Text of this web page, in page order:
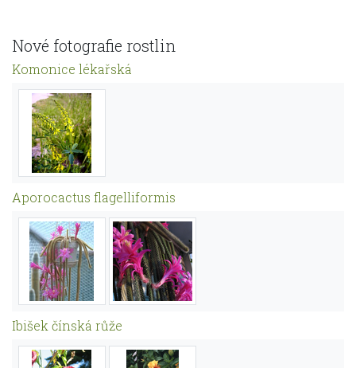
Nové fotografie rostlin
Komonice lékařská
Aporocactus flagelliformis
Ibišek čínská růže